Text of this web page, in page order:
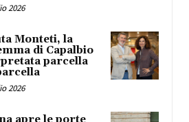
2026
Monteti, la
di Capalbio
parcella
2026